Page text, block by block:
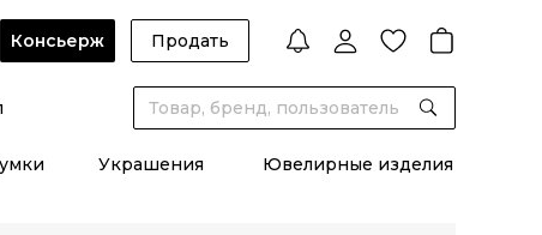
Консьерж Продать
Украшения Ювелирные изделия